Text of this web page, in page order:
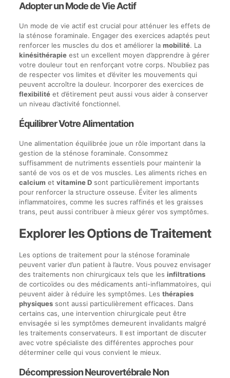
Adopter un Mode de Vie Actif
Un mode de vie actif est crucial pour atténuer les effets de
la sténose foraminale. Engager des exercices adaptés peut
renforcer les muscles du dos et améliorer la mobilité. La
kinésithérapieest un excellent moyen d’apprendre à gérer
votre douleur tout en renforçant votre corps. N’oubliez pas
de respecter vos limites et d’éviter les mouvements qui
peuvent accroître la douleur. Incorporer des exercices de
flexibilitéet d’étirement peut aussi vous aider à conserver
un niveau d’activité fonctionnel.
Équilibrer Votre Alimentation
Une alimentation équilibrée joue un rôle important dans la
gestion de la sténose foraminale. Consommez
suffisamment de nutriments essentiels pour maintenir la
santé de vos os et de vos muscles. Les aliments riches en
calcium et vitamine Dsont particulièrement importants
pour renforcer la structure osseuse. Éviter les aliments
inflammatoires, comme les sucres raffinés et les graisses
trans, peut aussi contribuer à mieux gérer vos symptômes.
Explorer les Options de Traitement
Les options de traitement pour la sténose foraminale
peuvent varier d’un patient à l’autre. Vous pouvez envisager
des traitements non chirurgicaux tels que les infiltrations
de corticoïdes ou des médicaments anti-inflammatoires, qui
peuvent aider à réduire les symptômes. Les thérapies
physiquessont aussi particulièrement efficaces. Dans
certains cas, une intervention chirurgicale peut être
envisagée si les symptômes demeurent invalidants malgré
les traitements conservateurs. Il est important de discuter
avec votre spécialiste des différentes approches pour
déterminer celle qui vous convient le mieux.
Décompression Neurovertébrale Non